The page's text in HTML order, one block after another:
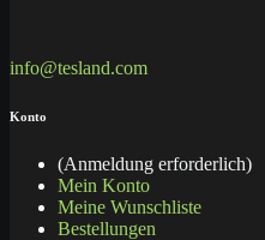
info@tesland.com
Konto
(Anmeldung erforderlich)
Mein Konto
Meine Wunschliste
Bestellungen